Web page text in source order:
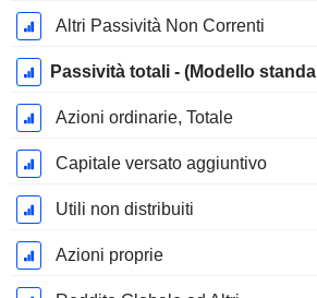
Altri Passività Non Correnti
Passività totali - (Modello
Azioni ordinarie, Totale
Capitale versato aggiuntivo
Utili non distribuiti
Azioni proprie